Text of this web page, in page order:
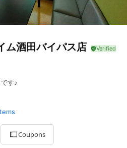
ム酒田バイパス店
す♪
Coupons